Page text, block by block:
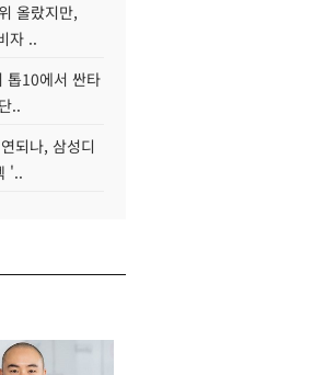
올랐지만,
자 ..
톱10에서 싼타
..
되나, 삼성디
'..